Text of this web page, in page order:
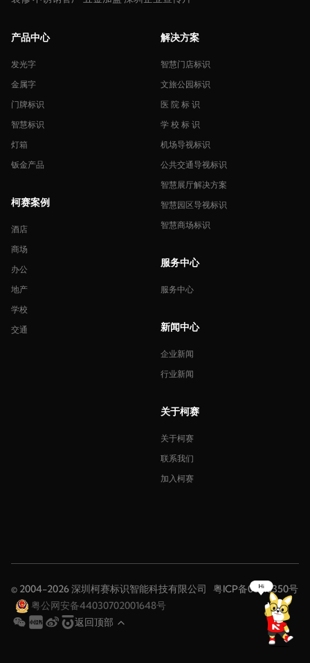
产品中心
发光字
金属字
门牌标识
智慧标识
灯箱
钣金产品
柯赛案例
酒店
商场
办公
地产
学校
交通
解决方案
智慧门店标识
文旅公园标识
医 院 标 识
学 校 标 识
机场导视标识
公共交通导视标识
智慧展厅解决方案
智慧园区导视标识
智慧商场标识
服务中心
服务中心
新闻中心
企业新闻
行业新闻
关于柯赛
关于柯赛
联系我们
加入柯赛
© 2004-2026 深圳柯赛标识智能科技有限公司
粤ICP备08116350号
粤公网安备44030702001648号
返回顶部